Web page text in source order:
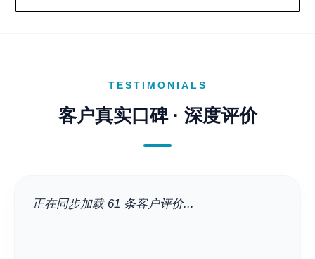
TESTIMONIALS
客户真实口碑 · 深度评价
正在同步加载 61 条客户评价...